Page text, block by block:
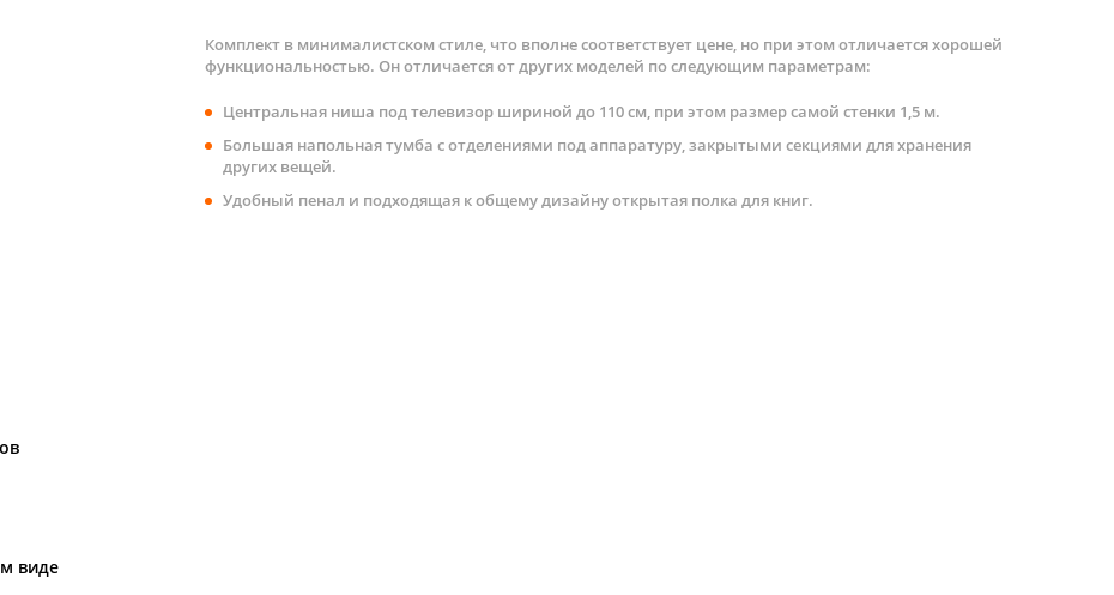
виде
Комплект в минималистском стиле, что вполне соответствует цене, но при этом отличается хорошей
функциональностью. Он отличается от других моделей по следующим параметрам:
Центральная ниша под телевизор шириной до 110 см, при этом размер самой стенки 1,5 м.
Большая напольная тумба с отделениями под аппаратуру, закрытыми секциями для хранения
других вещей.
Удобный пенал и подходящая к общему дизайну открытая полка для книг.